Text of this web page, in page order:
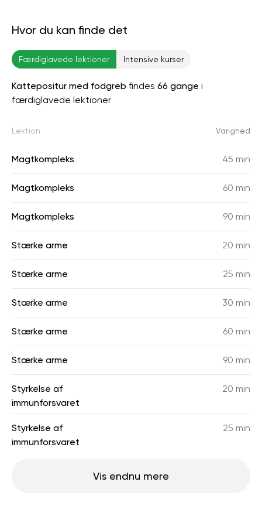
Hvor du kan finde det
Færdiglavede lektioner Intensive kurser
Kattepositur med fodgreb findes 66 gange i
færdiglavede lektioner
Lektion Varighed
Magtkompleks 45 min
Magtkompleks 60 min
Magtkompleks 90 min
Stærke arme 20 min
Stærke arme 25 min
Stærke arme 30 min
Stærke arme 60 min
Stærke arme 90 min
Styrkelse af
immunforsvaret
20 min
Styrkelse af
immunforsvaret
25 min
Vis endnu mere